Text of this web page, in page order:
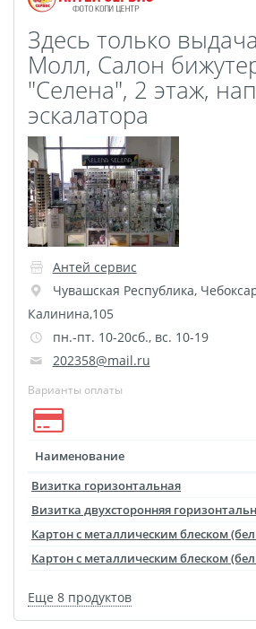
Здесь только
Молл, Салон
"Селена", 2 этаж,
эскалатора
Антей сервис
Чувашская Республика,
Калинина,105
пн.-пт. 10-20сб., вс. 10-19
202358@mail.ru
Варианты оплаты
Наименование
Визитка горизонтальная
Визитка двухсторонняя
Картон с металлическим блеском
Картон с металлическим блеском
Еще 8 продуктов